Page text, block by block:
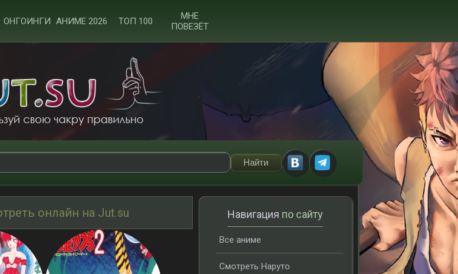
ОНГОИНГИ АНИМЕ 2026 ТОП 100
МНЕ
ПОВЕЗЁТ
онлайн на Jut.su Навигация по сайту
Все аниме
Смотреть Наруто